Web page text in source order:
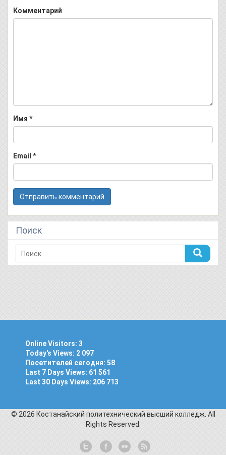
Комментарий
Имя *
Email *
Поиск
Online Visitors: 3
Today's Views: 2 097
Посетителей сегодня: 58
Last 7 Days Views: 61 561
Last 30 Days Views: 206 713
© 2026 Костанайский политехнический высший колледж. All
Rights Reserved.